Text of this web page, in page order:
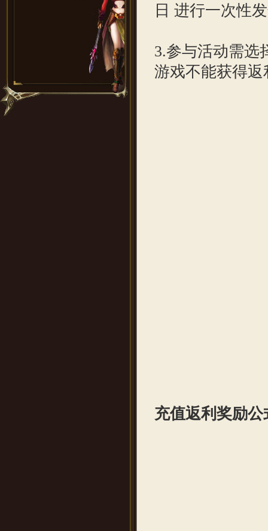
日 进行一次性
3.参与活动需选
游戏不能获得
充值返利奖励公